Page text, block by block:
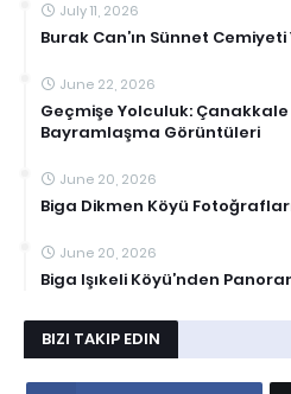
July 11, 2026
Burak Can’ın Sünnet
June 22, 2026
Geçmişe Yolculuk: Çanakkale
Bayramlaşma Görüntüleri
June 20, 2026
Biga Dikmen Köyü
June 20, 2026
Biga Işıkeli Köyü’nden
BIZI TAKIP EDIN